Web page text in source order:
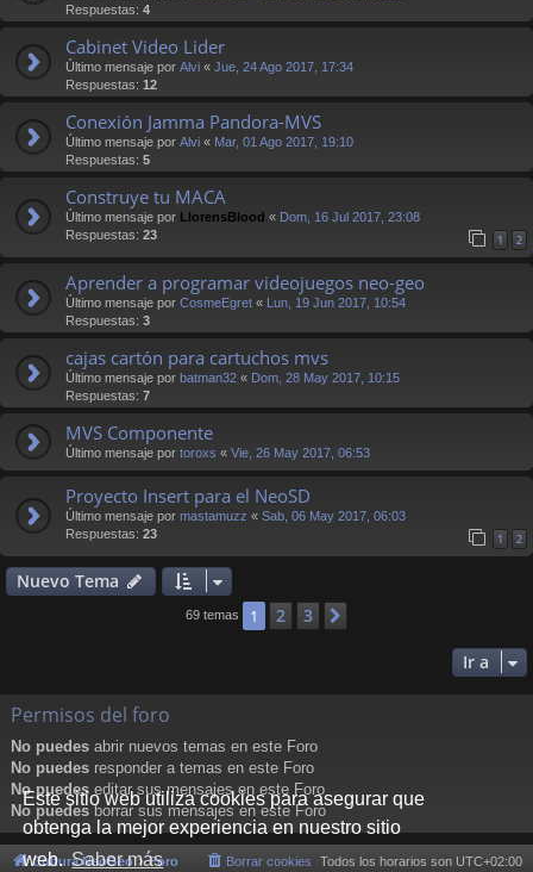
Este sitio web utiliza cookies para asegurar que
obtenga la mejor experiencia en nuestro sitio
web.Saber más
Respuestas: 4
Cabinet Video Lider
Último mensaje por Alvi « Jue, 24 Ago 2017, 17:34
Respuestas: 12
Conexión Jamma Pandora-MVS
Último mensaje por Alvi « Mar, 01 Ago 2017, 19:10
Respuestas: 5
Construye tu MACA
Último mensaje por LlorensBlood « Dom, 16 Jul 2017, 23:08
Respuestas: 23 1 2
Aprender a programar videojuegos neo-geo
Último mensaje por CosmeEgret « Lun, 19 Jun 2017, 10:54
Respuestas: 3
cajas cartón para cartuchos mvs
Último mensaje por batman32 « Dom, 28 May 2017, 10:15
Respuestas: 7
MVS Componente
Último mensaje por toroxs « Vie, 26 May 2017, 06:53
Proyecto Insert para el NeoSD
Último mensaje por mastamuzz « Sab, 06 May 2017, 06:03
Respuestas: 23 1 2
Nuevo Tema
69 temas 1 2 3
Ir a
Permisos del foro
No puedes abrir nuevos temas en este Foro
No puedes responder a temas en este Foro
No puedes editar sus mensajes en este Foro
No puedesborrar sus mensajes en este Foro
Cultura NeoGeo Foro Todos los horarios son UTC+02:00
Borrar cookies